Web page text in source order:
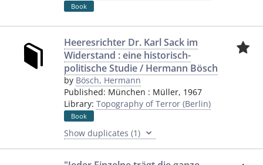
Book
Heeresrichter Dr. Karl Sack im
Widerstand : eine historisch-
politische Studie / Hermann Bösch
by Bösch, Hermann
Published: München : Müller, 1967
Library: Topography of Terror (Berlin)
Book
Show duplicates (1)